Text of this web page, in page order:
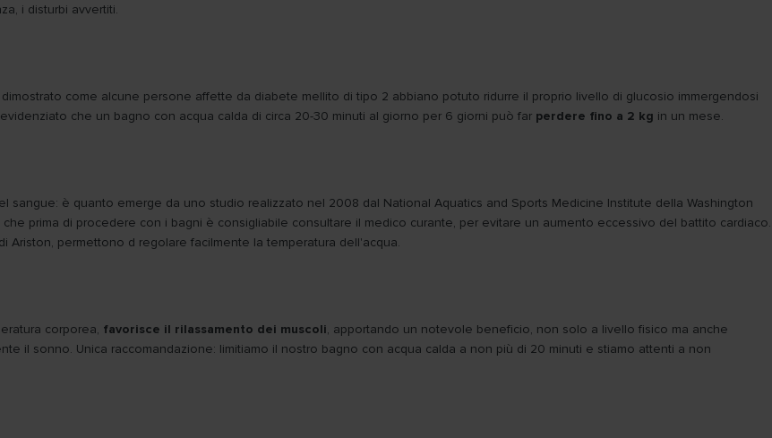
i disturbi avvertiti.
dimostrato come alcune persone affette da diabete mellito di tipo 2 abbiano potuto ridurre il proprio livello di glucosio immergendosi
che un bagno con acqua calda di circa 20-30 minuti al giorno per 6 giorni può far perdere fino a 2 kg in un mese.
sangue: è quanto emerge da uno studio realizzato nel 2008 dal National Aquatics and Sports Medicine Institute della Washington
prima di procedere con i bagni è consigliabile consultare il medico curante, per evitare un aumento eccessivo del battito cardiaco.
Ariston, permettono d regolare facilmente la temperatura dell'acqua.
corporea, favorisce il rilassamento dei muscoli, apportando un notevole beneficio, non solo a livello fisico ma anche
il sonno. Unica raccomandazione: limitiamo il nostro bagno con acqua calda a non più di 20 minuti e stiamo attenti a non